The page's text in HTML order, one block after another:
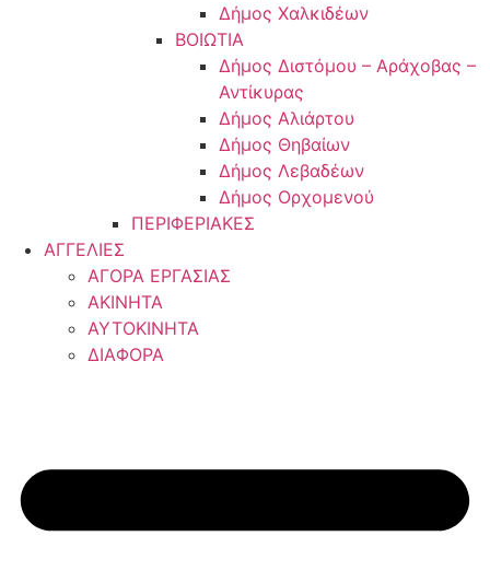
Δήμος Χαλκιδέων
ΒΟΙΩΤΙΑ
Δήμος Διστόμου – Αράχοβας –
Αντίκυρας
Δήμος Αλιάρτου
Δήμος Θηβαίων
Δήμος Λεβαδέων
Δήμος Ορχομενού
ΠΕΡΙΦΕΡΙΑΚΕΣ
ΑΓΓΕΛΙΕΣ
ΑΓΟΡΑ ΕΡΓΑΣΙΑΣ
ΑΚΙΝΗΤΑ
ΑΥΤΟΚΙΝΗΤΑ
ΔΙΑΦΟΡΑ